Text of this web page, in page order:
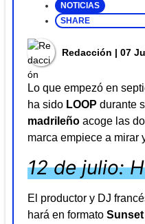
NOTICIAS
SHARE
Redacción | 07
Lo que empezó en
ha sido LOOP durante
madrileño acoge las
marca empiece a mirar
12 de julio:
El productor y DJ
hará en formato Sunset